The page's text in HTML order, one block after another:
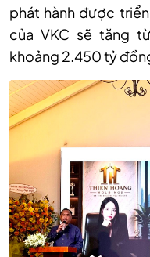
phát hành được
của VKC sẽ tăng
khoảng 2.450 tỷ